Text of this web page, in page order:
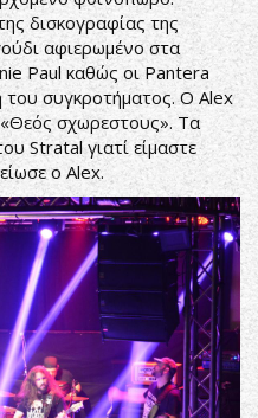
δισκογραφίας της
αφιερωμένο στα
Paul καθώς οι Pantera
του συγκροτήματος. Ο Alex
«Θεός σχωρεστους». Τα
Stratal γιατί είμαστε
ο Alex.